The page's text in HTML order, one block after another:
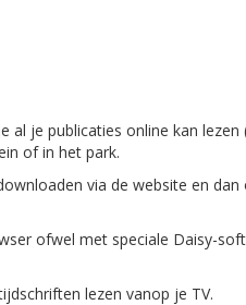
je publicaties online kan lezen
of in het park.
via de website en
ofwel met speciale Daisy-
lezen vanop je TV.